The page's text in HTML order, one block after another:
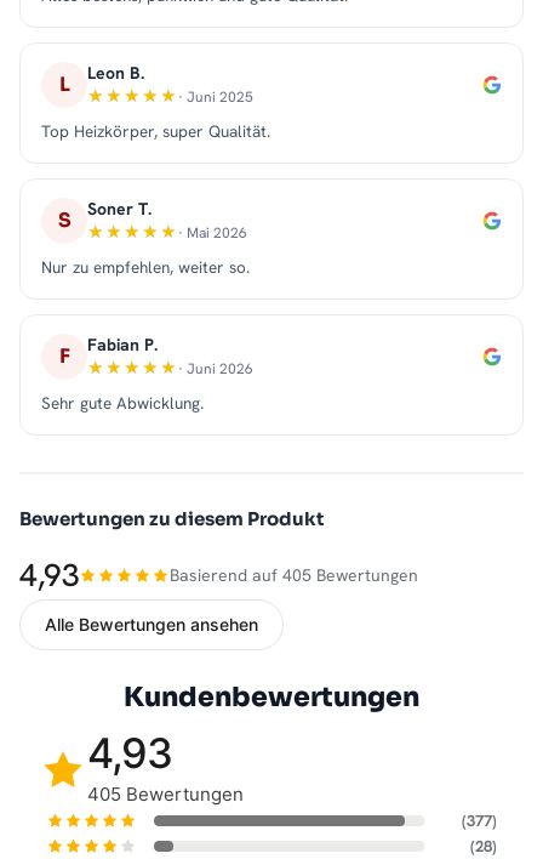
L Leon B.
· Juni 2025
Top Heizkörper, super Qualität.
S Soner T.
· Mai 2026
Nur zu empfehlen, weiter so.
F Fabian P.
· Juni 2026
Sehr gute Abwicklung.
Bewertungen zu diesem Produkt
4,93 Basierend auf 405 Bewertungen
Alle Bewertungen ansehen
Kundenbewertungen
4,93
405 Bewertungen
(377)
(28)